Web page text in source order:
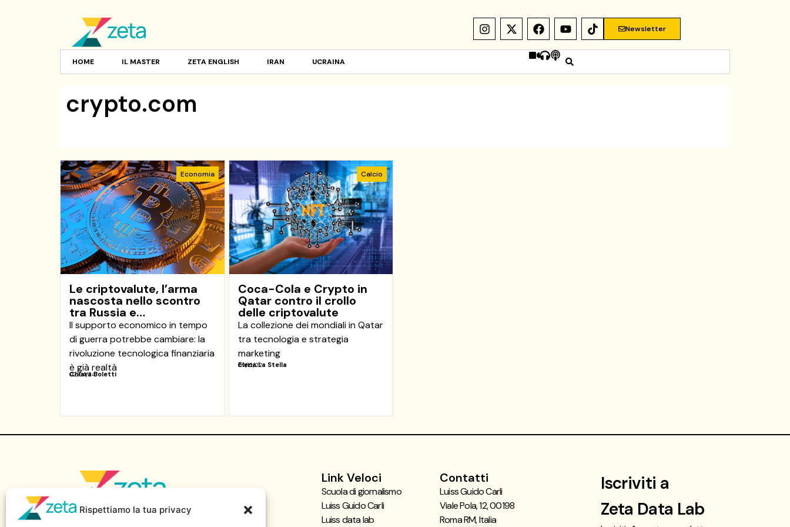
Rispettiamo la tua privacy
Newsletter
HOME IL MASTER ZETA ENGLISH IRAN UCRAINA
crypto.com
Economia
Le criptovalute, l’arma
nascosta nello scontro
tra Russia e…
Il supporto economico in tempo
di guerra potrebbe cambiare: la
rivoluzione tecnologica finanziaria
è già realtà
02/04/24
Chiara Boletti
Calcio
Coca-Cola e Crypto in
Qatar contro il crollo
delle criptovalute
La collezione dei mondiali in Qatar
tra tecnologia e strategia
marketing
09/12/22
Elena La Stella
Sito di informazione della Scuola Superiore di Giornalismo
Link Veloci
Scuola di giornalismo
Luiss Guido Carli
Luiss data lab
Contatti
Luiss Guido Carli
Viale Pola, 12, 00198
Roma RM, Italia
Iscriviti a
Zeta Data Lab